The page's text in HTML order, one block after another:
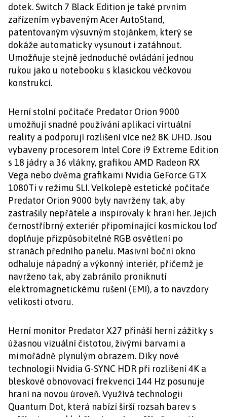
dotek. Switch 7 Black Edition je také prvním
zařízením vybaveným Acer AutoStand,
patentovaným výsuvným stojánkem, který se
dokáže automaticky vysunout i zatáhnout.
Umožňuje stejně jednoduché ovládání jednou
rukou jako u notebooku s klasickou véčkovou
konstrukcí.
Herní stolní počítače Predator Orion 9000
umožňují snadné používání aplikací virtuální
reality a podporují rozlišení více než 8K UHD. Jsou
vybaveny procesorem Intel Core i9 Extreme Edition
s 18 jádry a 36 vlákny, grafikou AMD Radeon RX
Vega nebo dvěma grafikami Nvidia GeForce GTX
1080Ti v režimu SLI. Velkolepě estetické počítače
Predator Orion 9000 byly navrženy tak, aby
zastrašily nepřátele a inspirovaly k hraní her. Jejich
černostříbrný exteriér připomínající kosmickou loď
doplňuje přizpůsobitelné RGB osvětlení po
stranách předního panelu. Masivní boční okno
odhaluje nápadný a výkonný interiér, přičemž je
navrženo tak, aby zabránilo proniknutí
elektromagnetickému rušení (EMI), a to navzdory
velikosti otvoru.
Herní monitor Predator X27 přináší herní zážitky s
úžasnou vizuální čistotou, živými barvami a
mimořádně plynulým obrazem. Díky nové
technologii Nvidia G-SYNC HDR při rozlišení 4K a
bleskové obnovovací frekvenci 144 Hz posunuje
hraní na novou úroveň. Využívá technologii
Quantum Dot, která nabízí širší rozsah barev s